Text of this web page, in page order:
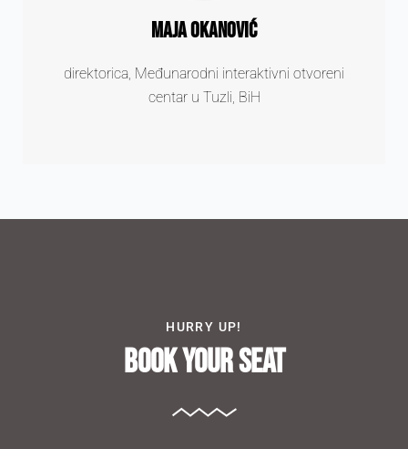
Maja Okanović
direktorica, Međunarodni interaktivni otvoreni
centar u Tuzli, BiH
HURRY UP!
Book your Seat